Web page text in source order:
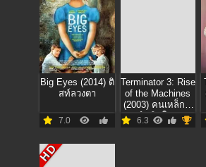
Big Eyes (2014) ติ
สท์ลวงตา
7.0
Terminator 3: Rise
of the Machines
(2003) คนเหล็ก 3
กำเนิดใหม่
เครื่องจักรสังหาร
6.3
HD